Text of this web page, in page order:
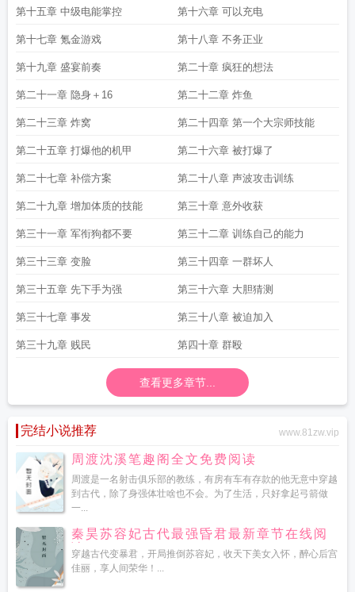
第十五章 中级电能掌控 第十六章 可以充电
第十七章 氪金游戏 第十八章 不务正业
第十九章 盛宴前奏 第二十章 疯狂的想法
第二十一章 隐身＋16 第二十二章 炸鱼
第二十三章 炸窝 第二十四章 第一个大宗师技能
第二十五章 打爆他的机甲 第二十六章 被打爆了
第二十七章 补偿方案 第二十八章 声波攻击训练
第二十九章 增加体质的技能 第三十章 意外收获
第三十一章 军衔狗都不要 第三十二章 训练自己的能力
第三十三章 变脸 第三十四章 一群坏人
第三十五章 先下手为强 第三十六章 大胆猜测
第三十七章 事发 第三十八章 被迫加入
第三十九章 贱民 第四十章 群殴
查看更多章节...
完结小说推荐 www.81zw.vip
周渡沈溪笔趣阁全文免费阅读
周渡是一名射击俱乐部的教练，有房有车有存款的他无意中穿越
到古代，除了身强体壮啥也不会。为了生活，只好拿起弓箭做
一...
秦昊苏容妃古代最强昏君最新章节在线阅
读
穿越古代变暴君，开局推倒苏容妃，收天下美女入怀，醉心后宫
佳丽，享人间荣华！...